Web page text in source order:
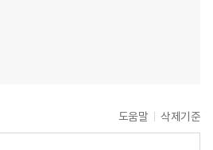
도움말 삭제기준